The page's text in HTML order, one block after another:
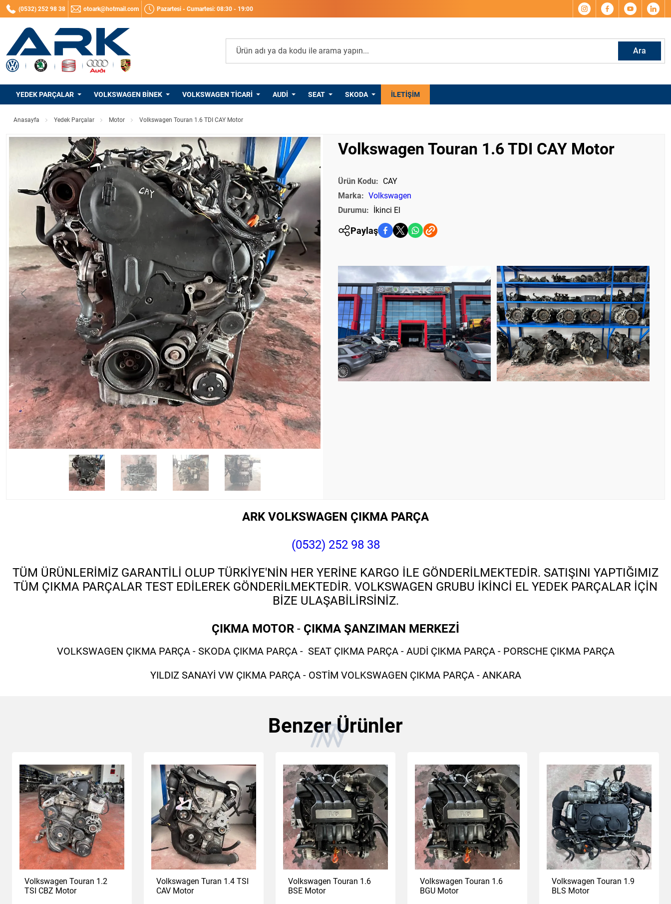
(0532) 252 98 38 otoark@hotmail.com Pazartesi - Cumartesi: 08:30 - 19:00
Ara
YEDEK PARÇALAR VOLKSWAGEN BINEK VOLKSWAGEN TICARI AUDI SEAT SKODA PORSCHE
İLETIŞIM
Anasayfa Yedek Parçalar Motor Volkswagen Touran 1.6 TDI CAY Motor
Volkswagen Touran 1.6 TDI CAY Motor
Ürün Kodu: CAY
Marka: Volkswagen
Durumu:
İkinci El
Paylaş
ARK VOLKSWAGEN ÇIKMA PARÇA
(0532) 252 98 38
TÜM ÜRÜNLERİMİZ GARANTİLİ OLUP TÜRKİYE'NİN HER YERİNE KARGO İLE GÖNDERİLMEKTEDİR. SATIŞINI YAPTIĞIMIZ
TÜM ÇIKMA PARÇALAR TEST EDİLEREK GÖNDERİLMEKTEDİR. VOLKSWAGEN GRUBU İKİNCİ EL YEDEK PARÇALAR İÇİN
BİZE ULAŞABİLİRSİNİZ.
ÇIKMA MOTOR - ÇIKMA ŞANZIMAN MERKEZİ
VOLKSWAGEN ÇIKMA PARÇA - SKODA ÇIKMA PARÇA - SEAT ÇIKMA PARÇA - AUDİ ÇIKMA PARÇA - PORSCHE ÇIKMA PARÇA
YILDIZ SANAYİ VW ÇIKMA PARÇA - OSTİM VOLKSWAGEN ÇIKMA PARÇA - ANKARA
Benzer Ürünler
Volkswagen Touran 1.2
TSI CBZ Motor
Volkswagen Turan 1.4 TSI
CAV Motor
Volkswagen Touran 1.6
BSE Motor
Volkswagen Touran 1.6
BGU Motor
Volkswagen Touran 1.9
BLS Motor